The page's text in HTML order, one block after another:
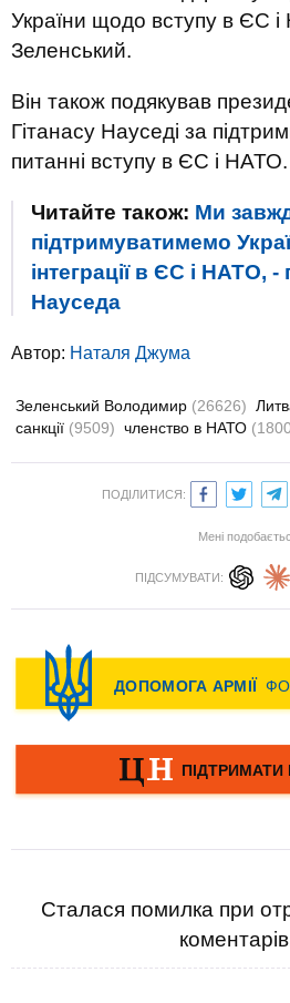
України щодо вступу в ЄС
Зеленський.
Він також подякував
Гітанасу Науседі за
питанні вступу в ЄС і НАТО.
Читайте також: Ми
підтримуватимемо
інтеграції в ЄС і НАТО,
Науседа
Автор: Наталя Джума
Зеленський Володимир (26626)
санкції (9509) членство в НАТО
ПОДІЛИТИСЯ:
Мені
ПІДСУМУВАТИ:
Сталася помилка при